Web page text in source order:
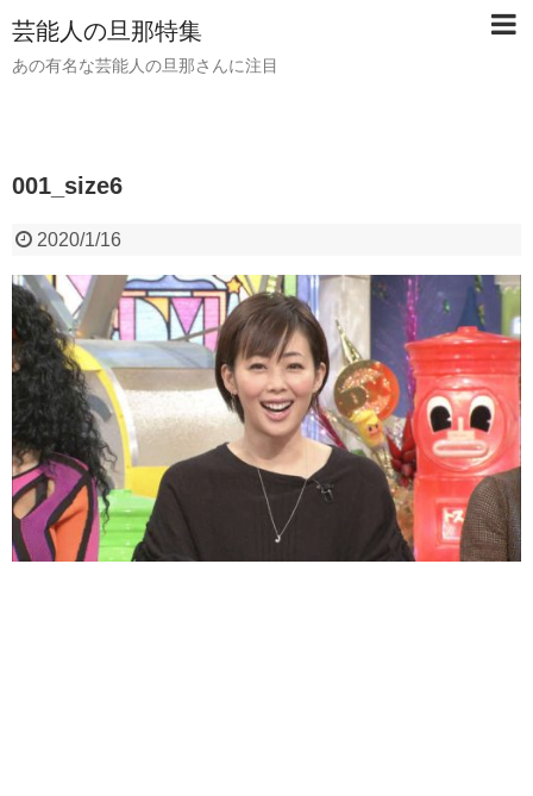
芸能人の旦那特集
あの有名な芸能人の旦那さんに注目
001_size6
2020/1/16